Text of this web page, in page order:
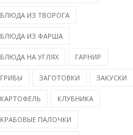
БЛЮДА ИЗ ТВОРОГА
БЛЮДА ИЗ ФАРША
БЛЮДА НА УГЛЯХ ГАРНИР
ГРИБЫ ЗАГОТОВКИ ЗАКУСКИ
КАРТОФЕЛЬ КЛУБНИКА
КРАБОВЫЕ ПАЛОЧКИ